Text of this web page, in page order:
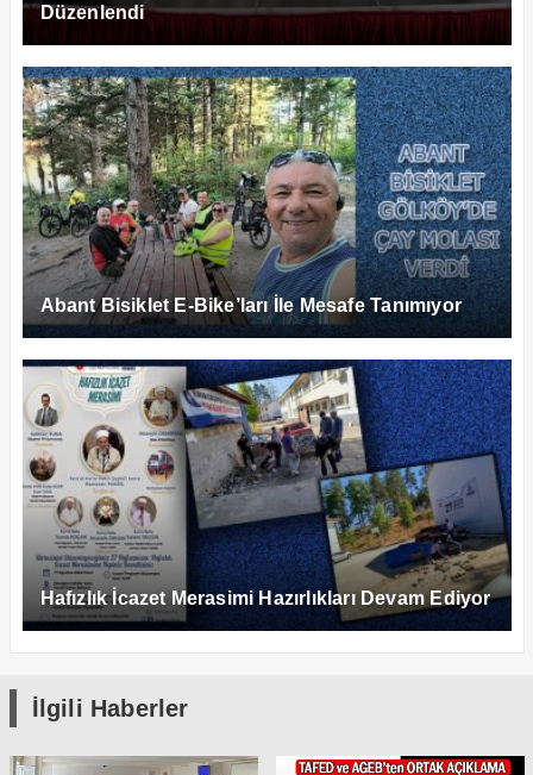
Düzenlendi
Abant Bisiklet E-Bike’ları İle Mesafe Tanımıyor
Hafızlık İcazet Merasimi Hazırlıkları Devam Ediyor
İlgili Haberler